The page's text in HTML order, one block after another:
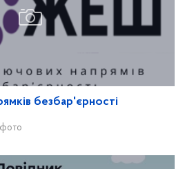
безбар'єрності